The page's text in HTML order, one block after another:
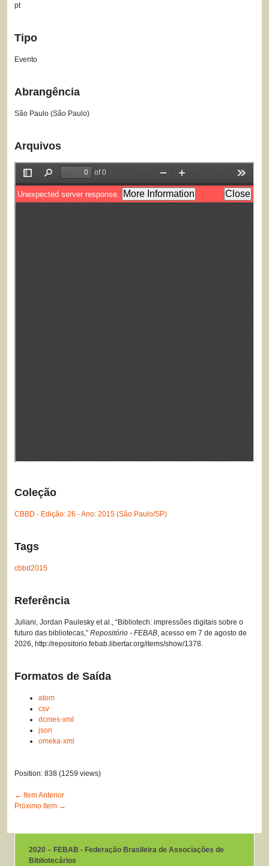
pt
Tipo
Evento
Abrangência
São Paulo (São Paulo)
Arquivos
Coleção
CBBD - Edição: 26 - Ano: 2015 (São Paulo/SP)
Tags
cbbd2015
Referência
Juliani, Jordan Paulesky et al., “Bibliotech: impressões digitais sobre o
futuro das bibliotecas,” Repositório - FEBAB, acesso em 7 de agosto de
2026, http://repositorio.febab.libertar.org/items/show/1378.
Formatos de Saída
atom
csv
dcmes-xml
json
omeka-xml
Position: 838 (1259 views)
← Item Anterior
Próximo Item →
2020 – FEBAB - Federação Brasileira de Associações de
Bibliotecários